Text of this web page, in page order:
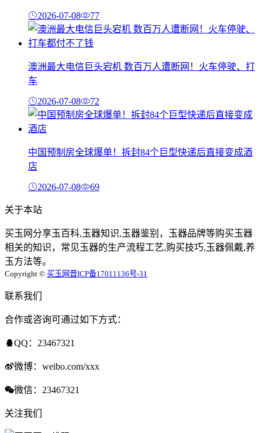
2026-07-08 77
澳洲最大电信巨头宕机 数百万人遭断网！火车停驶、打
车
2026-07-08 72
中国预制房全球爆单！拆封84个巨型快递后直接变成酒
店
2026-07-08 69
关于本站
买玉网分享玉百科,玉器知识,玉器鉴别，玉器品牌等购买玉器
相关的知识，常见玉器的生产流程工艺,购买技巧,玉器佩戴,养
玉方法等。
Copyright © 买玉网晋ICP备17011136号-31
联系我们
合作或咨询可通过如下方式：
QQ：23467321
微博：weibo.com/xxx
微信：23467321
关注我们